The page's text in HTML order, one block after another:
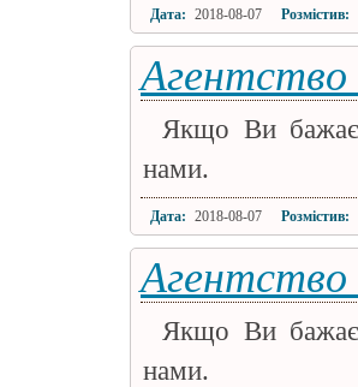
Дата: 2018-08-07 Розмістив:
Агентство
Якщо Ви
нами.
Дата: 2018-08-07 Розмістив:
Агентство
Якщо Ви
нами.